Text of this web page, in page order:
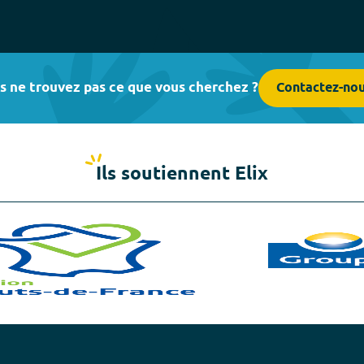
ne trouvez pas ce que vous cherchez ? Contactez-
Ils soutiennent Elix